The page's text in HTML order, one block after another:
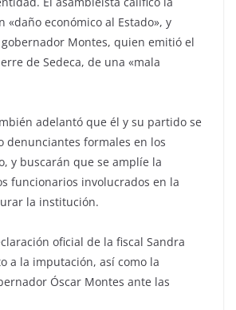
«daño económico al Estado», y
Montes, quien emitió el
de Sedeca, de una «mala
adelantó que él y su partido se
denunciantes formales en los
y buscarán que se amplíe la
funcionarios involucrados en la
la institución.
oficial de la fiscal Sandra
a la imputación, así como la
Óscar Montes ante las